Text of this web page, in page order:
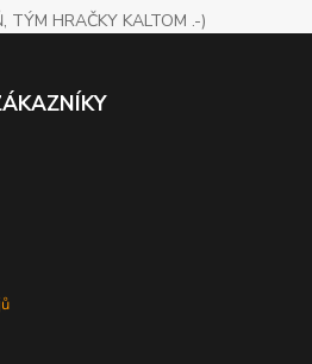
TÝM HRAČKY KALTOM .-)